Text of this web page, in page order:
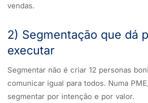
vendas.
2) Segmentação que dá
executar
Segmentar não é criar 12 personas
comunicar igual para todos. Numa
segmentar por intenção e por valor.